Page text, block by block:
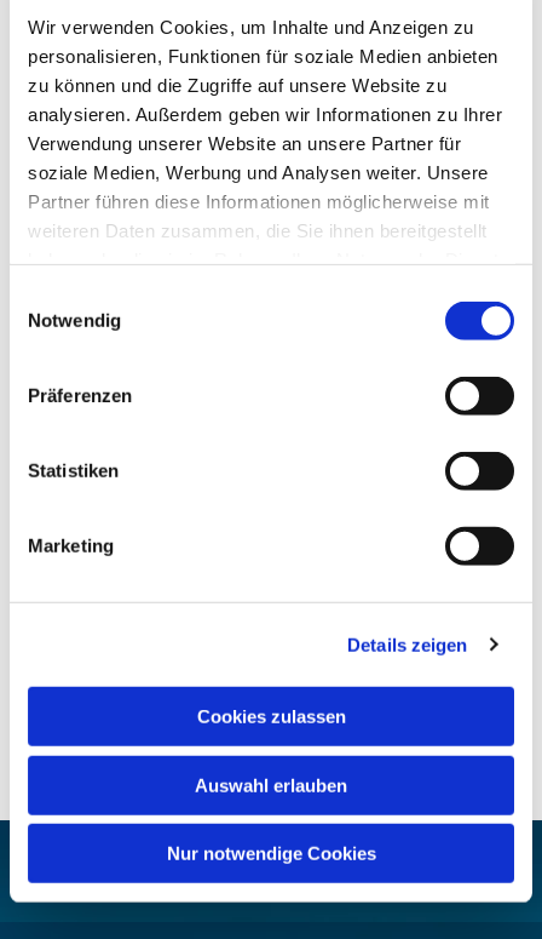
Wir verwenden Cookies, um Inhalte und Anzeigen zu
personalisieren, Funktionen für soziale Medien anbieten
zu können und die Zugriffe auf unsere Website zu
analysieren. Außerdem geben wir Informationen zu Ihrer
Verwendung unserer Website an unsere Partner für
soziale Medien, Werbung und Analysen weiter. Unsere
Partner führen diese Informationen möglicherweise mit
weiteren Daten zusammen, die Sie ihnen bereitgestellt
Notwendig
Präferenzen
Statistiken
Marketing
Details zeigen
Cookies zulassen
Auswahl erlauben
Nur notwendige Cookies
Dies könnte Sie auch
interessieren